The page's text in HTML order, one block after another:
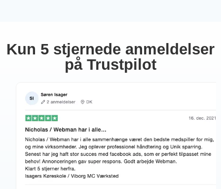
Kun 5 stjernede anmeldelser
på Trustpilot